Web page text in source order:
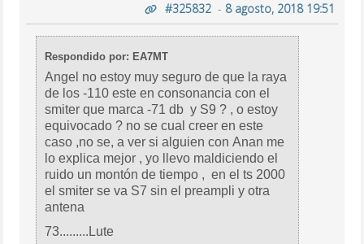
#325832- 8 agosto, 2018 19:51
Respondido por: EA7MT
Angel no estoy muy seguro de que la raya
de los -110 este en consonancia con el
smiter que marca -71 db y S9 ? , o estoy
equivocado ? no se cual creer en este
caso ,no se, a ver si alguien con Anan me
lo explica mejor , yo llevo maldiciendo el
ruido un montón de tiempo , en el ts 2000
el smiter se va S7 sin el preampli y otra
antena
73.........Lute